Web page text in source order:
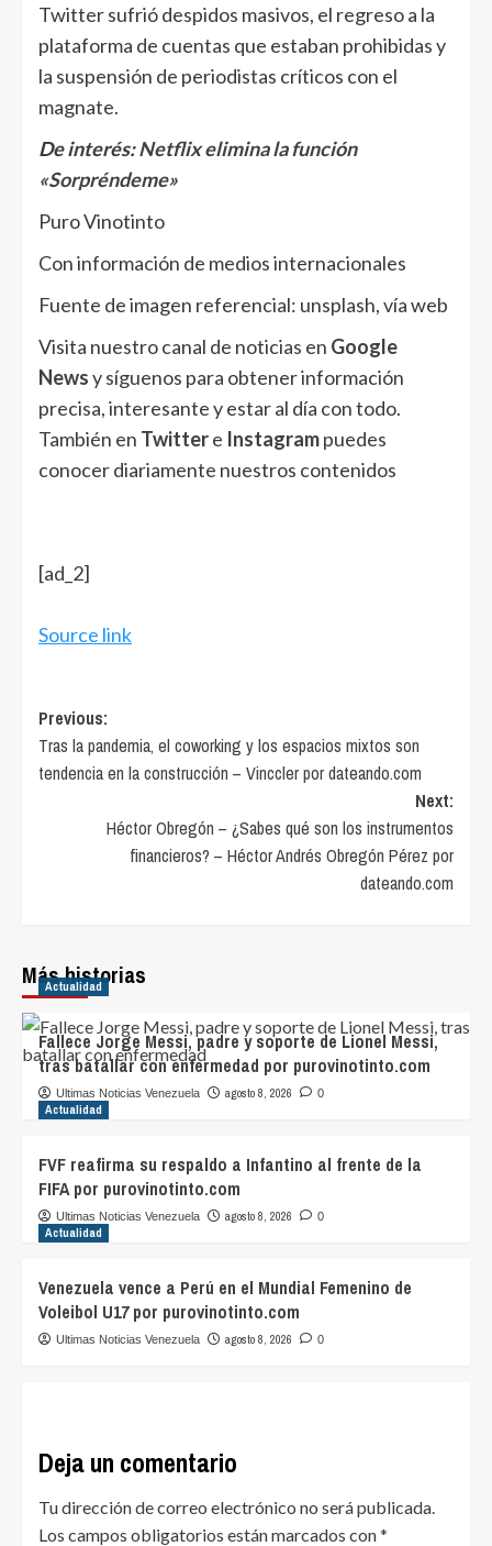
Twitter sufrió despidos masivos, el regreso a la
plataforma de cuentas que estaban prohibidas y
la suspensión de periodistas críticos con el
magnate.
De interés:Netflix elimina la función
«Sorpréndeme»
Puro Vinotinto
Con información de medios internacionales
Fuente de imagen referencial: unsplash, vía web
Visita nuestro canal de noticias en Google
Newsy síguenos para obtener información
precisa, interesante y estar al día con todo.
También en Twittere Instagrampuedes
conocer diariamente nuestros contenidos
[ad_2]
Source link
Post
navigation
Previous:
Tras la pandemia, el coworking y los espacios mixtos son
tendencia en la construcción – Vinccler por dateando.com
Next:
Héctor Obregón – ¿Sabes qué son los instrumentos
financieros? – Héctor Andrés Obregón Pérez por
dateando.com
Más historias
Actualidad
Fallece Jorge Messi, padre y soporte de Lionel Messi,
tras batallar con enfermedad por purovinotinto.com
Ultimas Noticias Venezuela agosto 8, 2026 0
Actualidad
FVF reafirma su respaldo a Infantino al frente de la
FIFA por purovinotinto.com
Ultimas Noticias Venezuela agosto 8, 2026 0
Actualidad
Venezuela vence a Perú en el Mundial Femenino de
Voleibol U17 por purovinotinto.com
Ultimas Noticias Venezuela agosto 8, 2026 0
Deja un comentario
Tu dirección de correo electrónico no será publicada.
Los campos obligatorios están marcados con*